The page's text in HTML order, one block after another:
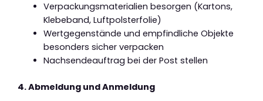
Verpackungsmaterialien besorgen (Kartons,
Klebeband, Luftpolsterfolie)
Wertgegenstände und empfindliche Objekte
besonders sicher verpacken
Nachsendeauftrag bei der Post stellen
4. Abmeldung und Anmeldung